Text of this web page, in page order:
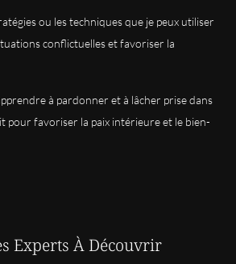
jeune médium. Que je
très clair de.
ou les techniques que je peux utiliser
conflictuelles et favoriser la
à pardonner et à lâcher prise dans
pour favoriser la paix intérieure et le bien-
Experts À Découvrir